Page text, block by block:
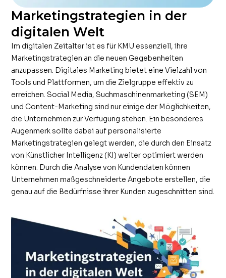
Marketingstrategien in der
digitalen Welt
Im digitalen Zeitalter ist es für KMU essenziell, ihre
Marketingstrategien an die neuen Gegebenheiten
anzupassen. Digitales Marketing bietet eine Vielzahl von
Tools und Plattformen, um die Zielgruppe effektiv zu
erreichen. Social Media, Suchmaschinenmarketing (SEM)
und Content-Marketing sind nur einige der Möglichkeiten,
die Unternehmen zur Verfügung stehen. Ein besonderes
Augenmerk sollte dabei auf personalisierte
Marketingstrategien gelegt werden, die durch den Einsatz
von Künstlicher Intelligenz (KI) weiter optimiert werden
können. Durch die Analyse von Kundendaten können
Unternehmen maßgeschneiderte Angebote erstellen, die
genau auf die Bedürfnisse ihrer Kunden zugeschnitten sind.